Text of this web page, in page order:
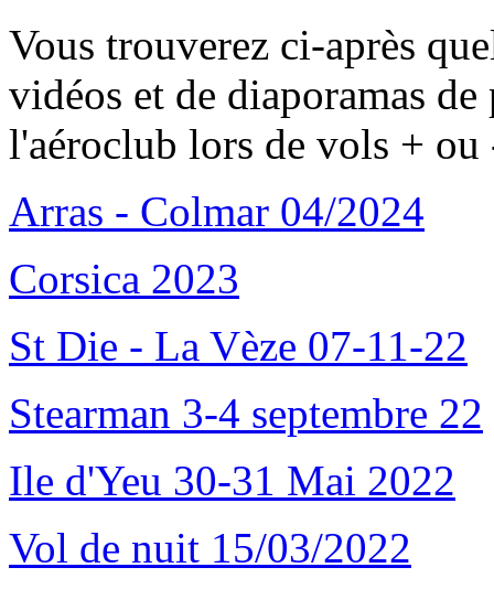
Vous trouverez ci-après
vidéos et de diaporamas
l'aéroclub lors de vols + ou
Arras - Colmar 04/2024
Corsica 2023
St Die - La Vèze 07-11-22
Stearman 3-4 septembre 22
Ile d'Yeu 30-31 Mai 2022
Vol de nuit 15/03/2022